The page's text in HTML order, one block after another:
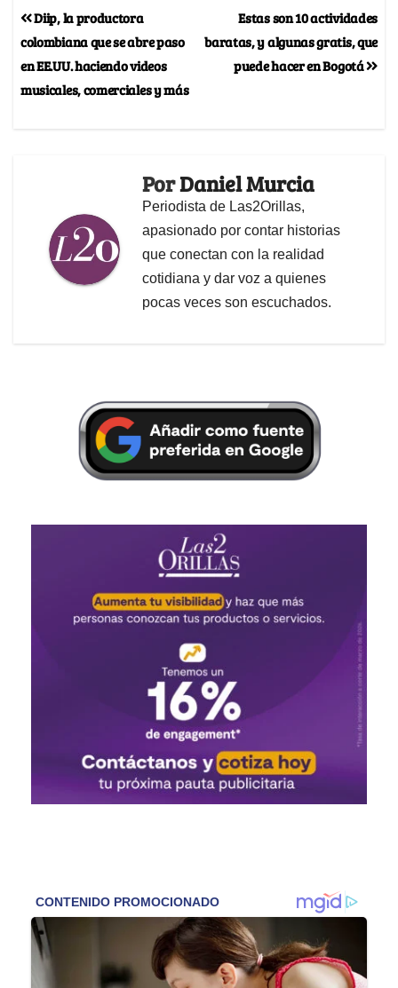
Estas son 10 actividades
baratas, y algunas gratis, que
puede hacer en Bogotá
Diip, la productora
colombiana que se abre paso
en EE.UU. haciendo videos
musicales, comerciales y más
PorDaniel Murcia
Periodista de Las2Orillas,
apasionado por contar historias
que conectan con la realidad
cotidiana y dar voz a quienes
pocas veces son escuchados.